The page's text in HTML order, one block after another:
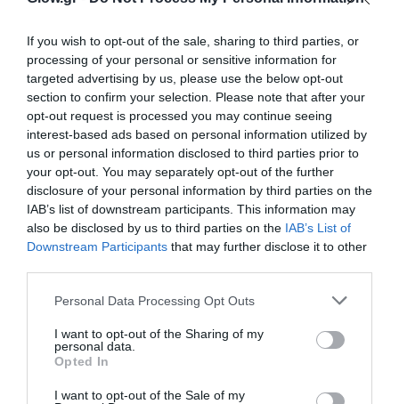
If you wish to opt-out of the sale, sharing to third parties, or
processing of your personal or sensitive information for
targeted advertising by us, please use the below opt-out
section to confirm your selection. Please note that after your
opt-out request is processed you may continue seeing
interest-based ads based on personal information utilized by
us or personal information disclosed to third parties prior to
your opt-out. You may separately opt-out of the further
disclosure of your personal information by third parties on the
IAB’s list of downstream participants. This information may
also be disclosed by us to third parties on the IAB’s List of
Downstream Participants that may further disclose it to other
Personal Data Processing Opt Outs
I want to opt-out of the Sharing of my
personal data.
Opted In
I want to opt-out of the Sale of my